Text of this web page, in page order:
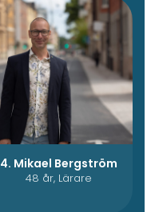
4. Mikael Bergström
48 år, Lärare